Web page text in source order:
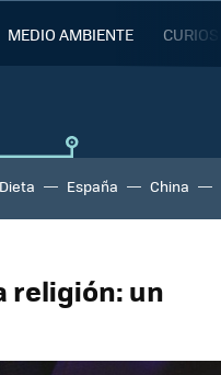
MEDIO AMBIENTE
Dieta España China
religión: un